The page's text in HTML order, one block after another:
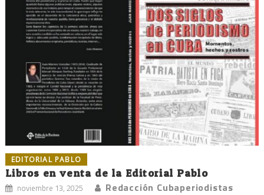
EDITORIAL PABLO
Libros en venta de la Editorial Pablo
noviembre 13, 2025 Redacción Cubaperiodistas